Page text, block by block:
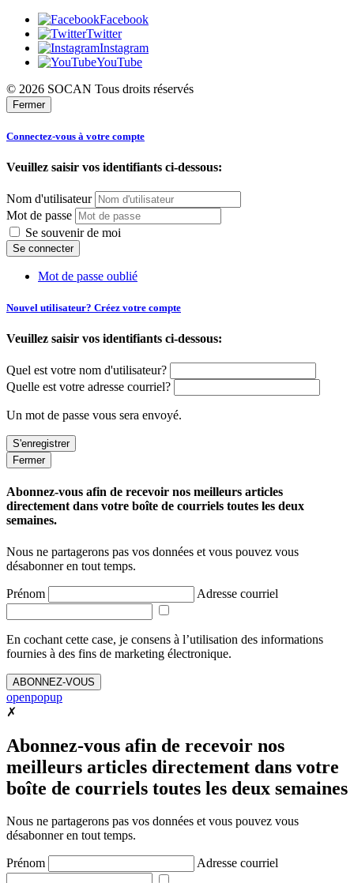
Facebook
Twitter
Instagram
YouTube
© 2026 SOCAN Tous droits réservés
Fermer
Connectez-vous à votre compte
Veuillez saisir vos identifiants ci-dessous:
Nom d'utilisateur
Mot de passe
Se souvenir de moi
Mot de passe oublié
Nouvel utilisateur? Créez votre compte
Veuillez saisir vos identifiants ci-dessous:
Quel est votre nom d'utilisateur?
Quelle est votre adresse courriel?
Un mot de passe vous sera envoyé.
Fermer
Abonnez-vous afin de recevoir nos meilleurs articles
directement dans votre boîte de courriels toutes les deux
semaines.
Nous ne partagerons pas vos données et vous pouvez vous
désabonner en tout temps.
Prénom Adresse courriel
En cochant cette case, je consens à l’utilisation des informations
fournies à des fins de marketing électronique.
ABONNEZ-VOUS
openpopup
✗
Abonnez-vous afin de recevoir nos
meilleurs articles directement dans votre
boîte de courriels toutes les deux semaines
Nous ne partagerons pas vos données et vous pouvez vous
désabonner en tout temps.
Prénom Adresse courriel